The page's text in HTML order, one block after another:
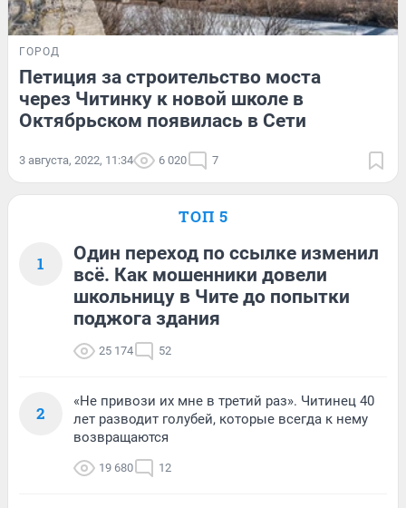
ГОРОД
Петиция за строительство моста
через Читинку к новой школе в
Октябрьском появилась в Сети
3 августа, 2022, 11:34 6 020 7
ТОП 5
1
Один переход по ссылке изменил
всё. Как мошенники довели
школьницу в Чите до попытки
поджога здания
25 174 52
2
«Не привози их мне в третий раз». Читинец 40
лет разводит голубей, которые всегда к нему
возвращаются
19 680 12